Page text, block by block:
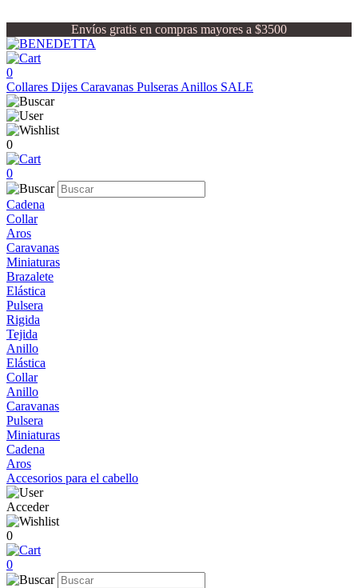
Envíos gratis en compras mayores a $3500
0
Collares Dijes Caravanas Pulseras Anillos SALE
0
0
Cadena
Collar
Aros
Caravanas
Miniaturas
Brazalete
Elástica
Pulsera
Rigida
Tejida
Anillo
Elástica
Collar
Anillo
Caravanas
Pulsera
Miniaturas
Cadena
Aros
Accesorios para el cabello
Acceder
0
0